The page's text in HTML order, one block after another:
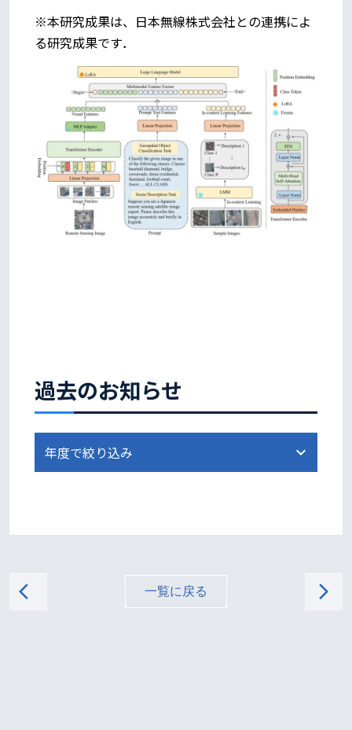
過去のお知らせ
※本研究成果は、日本無線株式会社との連携によ
る研究成果です．
arrow_back_ios 一覧に戻る arrow_forward_ios